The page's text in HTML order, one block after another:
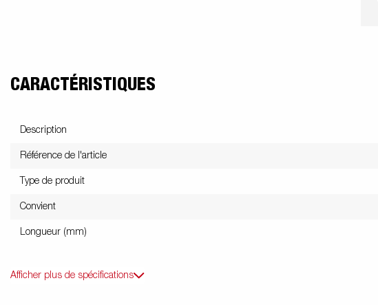
CARACTÉRISTIQUES
Description
Référence de l'article
Type de produit
Convient
Longueur (mm)
Afficher plus de spécifications